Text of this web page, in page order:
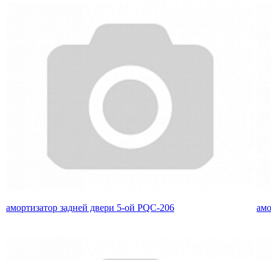
амортизатор задней двери 5-ой PQC-206